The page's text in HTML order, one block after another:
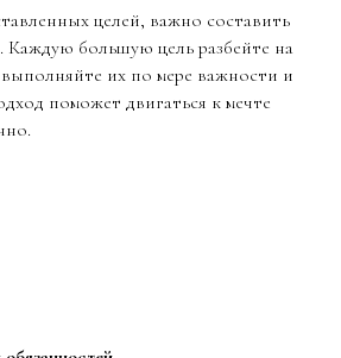
целей, важно составить
Каждую большую цель разбейте на
их по мере важности и
поможет двигаться к мечте